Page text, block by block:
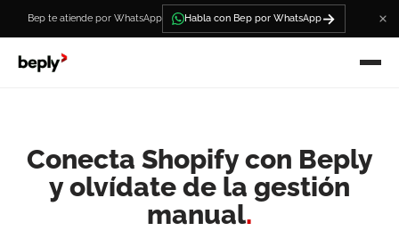
Bep te atiende por WhatsApp Habla con Bep por WhatsApp→
Conecta Shopify con Beply
y olvídate de la gestión
manual.